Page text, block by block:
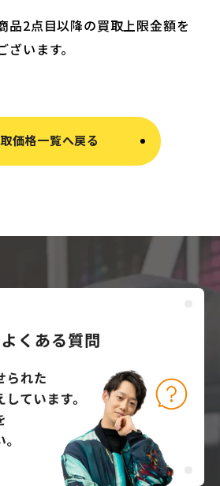
品2点目以降の買取上限金額を
います。
価格一覧へ戻る